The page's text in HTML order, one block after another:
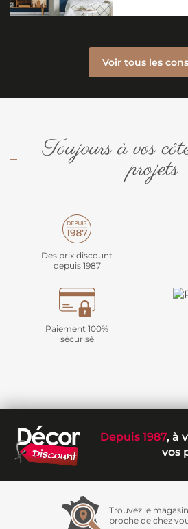
Voir tous les
Toujours à vos
projets
Des prix discount
depuis 1987
Paiement 100%
sécurisé
Depuis 1987, à
vos
Trouvez le
proche de chez